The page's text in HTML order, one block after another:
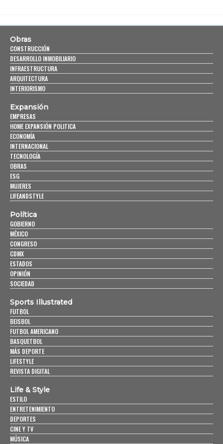
Obras
CONSTRUCCIÓN
DESARROLLO INMOBILIARIO
INFRAESTRUCTURA
ARQUITECTURA
INTERIORISMO
Expansión
EMPRESAS
HOME EXPANSIÓN POLITICA
ECONOMÍA
INTERNACIONAL
TECNOLOGÍA
OBRAS
ESG
MUJERES
LIFEANDSTYLE
Política
GOBIERNO
MÉXICO
CONGRESO
CDMX
ESTADOS
OPINIÓN
SOCIEDAD
Sports Illustrated
FUTBOL
BEISBOL
FUTBOL AMERICANO
BASQUETBOL
MÁS DEPORTE
LIFESTYLE
REVISTA DIGITAL
Life & Style
ESTILO
ENTRETENIMIENTO
DEPORTES
CINE Y TV
MÚSICA